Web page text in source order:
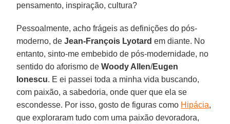
pensamento, inspiração, cultura?
Pessoalmente, acho frágeis as definições do pós-
moderno, deJean-François Lyotard em diante. No
entanto, sinto-me embebido de pós-modernidade, no
sentido do aforismo deWoody Allen/Eugen
Ionescu. E ei passei toda a minha vida buscando,
com paixão, a sabedoria, onde quer que ela se
escondesse. Por isso, gosto de figuras como Hipácia,
que exploraram tudo com uma paixão devoradora,